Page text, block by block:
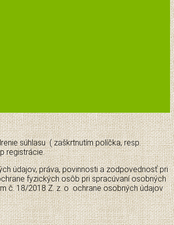
súhlasu ( zaškrtnutím políčka, resp.
registrácie.
údajov, práva, povinnosti a zodpovednosť pri
fyzických osôb pri spracúvaní osobných
č. 18/2018 Z. z. o ochrane osobných údajov